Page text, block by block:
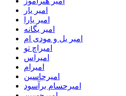
امیر یار
امیر یارا
امیر یگانه
امیر یل و مودی ام
امیراچ تو
امیراس
امیرام
امیرحاسین
امیرحسام برآسود